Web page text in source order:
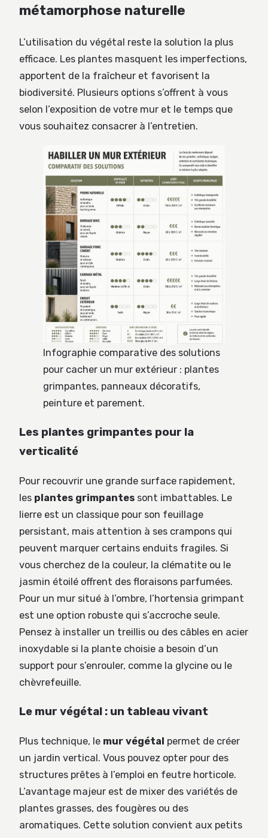
métamorphose naturelle
L’utilisation du végétal reste la solution la plus
efficace. Les plantes masquent les imperfections,
apportent de la fraîcheur et favorisent la
biodiversité. Plusieurs options s’offrent à vous
selon l’exposition de votre mur et le temps que
vous souhaitez consacrer à l’entretien.
Infographie comparative des solutions
pour cacher un mur extérieur : plantes
grimpantes, panneaux décoratifs,
peinture et parement.
Les plantes grimpantes pour la
verticalité
Pour recouvrir une grande surface rapidement,
les plantes grimpantes sont imbattables. Le
lierre est un classique pour son feuillage
persistant, mais attention à ses crampons qui
peuvent marquer certains enduits fragiles. Si
vous cherchez de la couleur, la clématite ou le
jasmin étoilé offrent des floraisons parfumées.
Pour un mur situé à l’ombre, l’hortensia grimpant
est une option robuste qui s’accroche seule.
Pensez à installer un treillis ou des câbles en acier
inoxydable si la plante choisie a besoin d’un
support pour s’enrouler, comme la glycine ou le
chèvrefeuille.
Le mur végétal : un tableau vivant
Plus technique, le mur végétal permet de créer
un jardin vertical. Vous pouvez opter pour des
structures prêtes à l’emploi en feutre horticole.
L’avantage majeur est de mixer des variétés de
plantes grasses, des fougères ou des
aromatiques. Cette solution convient aux petits